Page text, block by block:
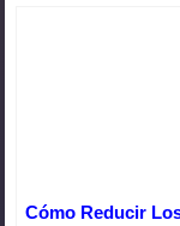
Cómo Reducir